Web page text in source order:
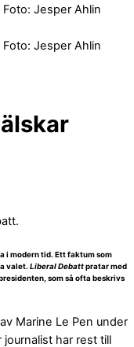
Foto: Jesper Ahlin
Foto: Jesper Ahlin
i modern tid. Ett faktum som
valet. Liberal Debattpratar med
som så ofta beskrivs
Marine Le Pen under
har rest till